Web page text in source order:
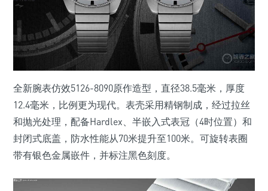
全新腕表仿效5126-8090原作造型，直径38.5毫米，厚度
12.4毫米，比例更为现代。表壳采用精钢制成，经过拉丝
和抛光处理，配备Hardlex、半嵌入式表冠（4时位置）和
封闭式底盖，防水性能从70米提升至100米。可旋转表圈
带有银色金属嵌件，并标注黑色刻度。